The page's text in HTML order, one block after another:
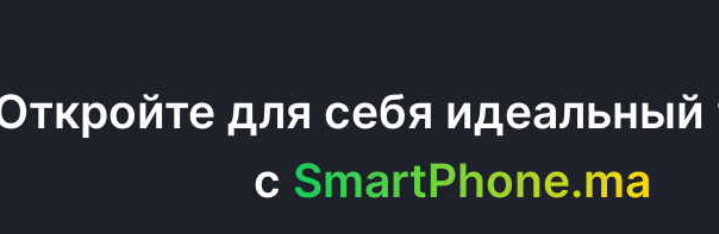
для себя идеальный
c SmartPhone.ma